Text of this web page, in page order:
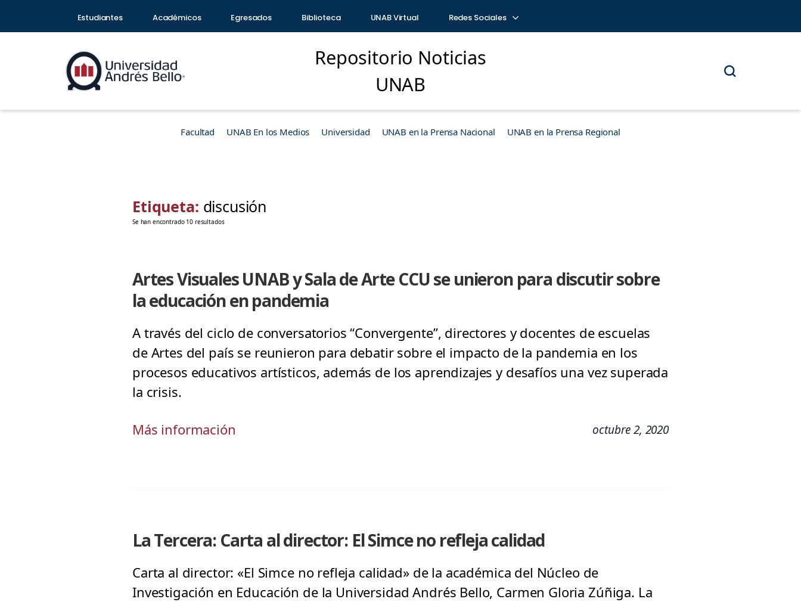
Estudiantes Académicos Egresados Biblioteca UNAB Virtual Redes Sociales
Repositorio Noticias
UNAB
Facultad UNAB En los Medios Universidad UNAB en la Prensa Nacional UNAB en la Prensa Regional
Etiqueta: discusión
Se han encontrado 10 resultados
Artes Visuales UNAB y Sala de Arte CCU se unieron para discutir sobre
la educación en pandemia
A través del ciclo de conversatorios “Convergente”, directores y docentes de escuelas
de Artes del país se reunieron para debatir sobre el impacto de la pandemia en los
procesos educativos artísticos, además de los aprendizajes y desafíos una vez superada
la crisis.
Más información octubre 2, 2020
La Tercera: Carta al director: El Simce no refleja calidad
Carta al director: «El Simce no refleja calidad» de la académica del Núcleo de
Investigación en Educación de la Universidad Andrés Bello, Carmen Gloria Zúñiga. La